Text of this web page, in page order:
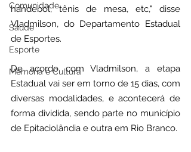
Comunidade
Saúde
Esporte
Memória e Cultura
handebol, tênis de mesa, etc," disse
Vladmilson, do Departamento Estadual
de Esportes.
De acordo com Vladmilson, a etapa
Estadual vai ser em torno de 15 dias, com
diversas modalidades, e acontecerá de
forma dividida, sendo parte no município
de Epitaciolândia e outra em Rio Branco.